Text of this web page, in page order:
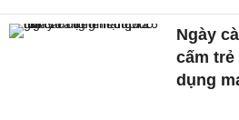
Ngày
cấm
dụng